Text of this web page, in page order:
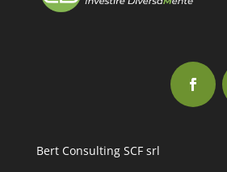
Bert Consulting SCF srl